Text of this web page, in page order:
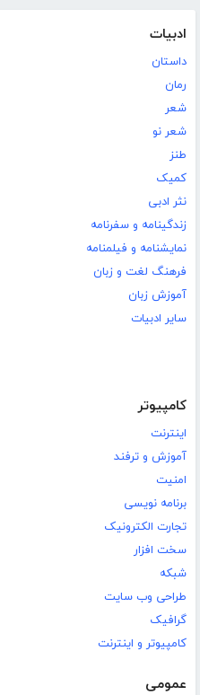
ادبیات
داستان
رمان
شعر
شعر نو
طنز
کمیک
نثر ادبی
زندگینامه و سفرنامه
نمایشنامه و فیلمنامه
فرهنگ لغت و زبان
آموزش زبان
سایر ادبیات
کامپیوتر
اینترنت
آموزش و ترفند
امنیت
برنامه نویسی
تجارت الکترونیک
سخت افزار
شبکه
طراحی وب سایت
گرافیک
کامپیوتر و اینترنت
عمومی